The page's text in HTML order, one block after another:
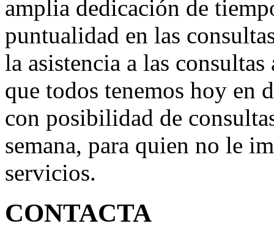
amplia dedicación de
puntualidad en las
la asistencia a las
que todos tenemos hoy en
con posibilidad de
semana, para quien no le
servicios.
CONTACTA